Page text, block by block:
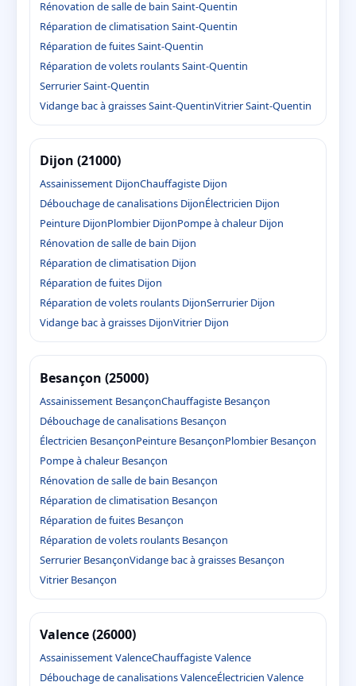
Rénovation de salle de bain Saint-Quentin
Réparation de climatisation Saint-Quentin
Réparation de fuites Saint-Quentin
Réparation de volets roulants Saint-Quentin
Serrurier Saint-Quentin
Vidange bac à graisses Saint-QuentinVitrier Saint-Quentin
Dijon (21000)
Assainissement DijonChauffagiste Dijon
Débouchage de canalisations DijonÉlectricien Dijon
Peinture DijonPlombier DijonPompe à chaleur Dijon
Rénovation de salle de bain Dijon
Réparation de climatisation Dijon
Réparation de fuites Dijon
Réparation de volets roulants DijonSerrurier Dijon
Vidange bac à graisses DijonVitrier Dijon
Besançon (25000)
Assainissement BesançonChauffagiste Besançon
Débouchage de canalisations Besançon
Électricien BesançonPeinture BesançonPlombier Besançon
Pompe à chaleur Besançon
Rénovation de salle de bain Besançon
Réparation de climatisation Besançon
Réparation de fuites Besançon
Réparation de volets roulants Besançon
Serrurier BesançonVidange bac à graisses Besançon
Vitrier Besançon
Valence (26000)
Assainissement ValenceChauffagiste Valence
Débouchage de canalisations ValenceÉlectricien Valence